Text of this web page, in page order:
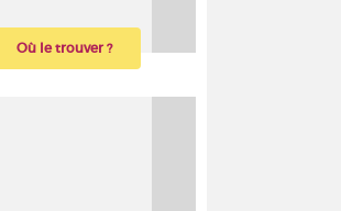
Où le trouver ?